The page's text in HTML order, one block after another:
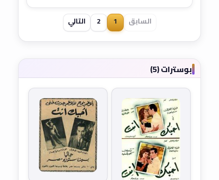
السابق 1
2 التالي
بوسترات (5)